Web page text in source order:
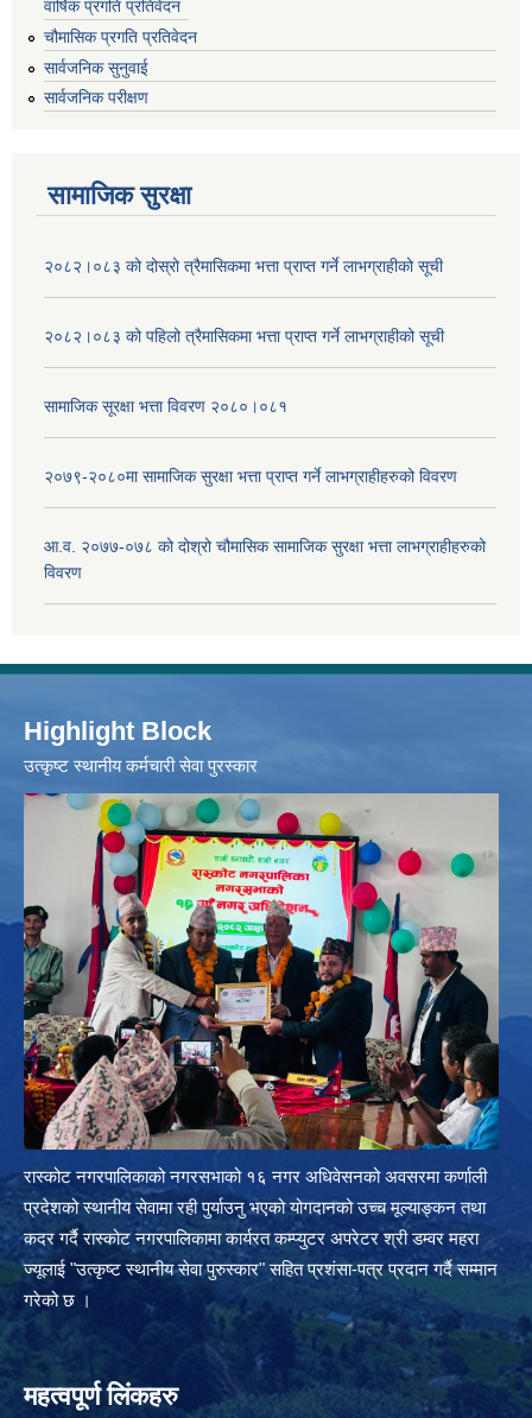
वार्षिक प्रगति प्रतिवेदन
चौमासिक प्रगति प्रतिवेदन
सार्वजनिक सुनुवाई
सार्वजनिक परीक्षण
सामाजिक सुरक्षा
२०८२।०८३ को दोस्रो त्रैमासिकमा भत्ता प्राप्‍त गर्ने लाभग्राहीको सूची
२०८२।०८३ को पहिलो त्रैमासिकमा भत्ता प्राप्‍त गर्ने लाभग्राहीको सूची
सामाजिक सूरक्षा भत्ता विवरण २०८०।०८१
२०७९-२०८०मा सामाजिक सुरक्षा भत्ता प्राप्त गर्ने लाभग्राहीहरुको विवरण
आ.व. २०७७-०७८ को दोश्रो चौमासिक सामाजिक सुरक्षा भत्ता लाभग्राहीहरुको
विवरण
Highlight Block
उत्‍कृष्ट स्थानीय कर्मचारी सेवा पुरस्कार
रास्कोट नगरपालिकाको नगरसभाको १६ नगर अधिवेसनको अवसरमा कर्णाली
प्रदेशको स्थानीय सेवामा रही पुर्याउनु भएको योगदानको उच्च मूल्याङ्कन तथा
कदर गर्दै रास्कोट नगरपालिकामा कार्यरत कम्प्युटर अपरेटर श्री डम्वर महरा
ज्यूलाई "उत्कृष्ट स्थानीय सेवा पुरुस्कार" सहित प्रशंसा-पत्र प्रदान गर्दै सम्मान
गरेको छ ।
महत्वपूर्ण लिंकहरु